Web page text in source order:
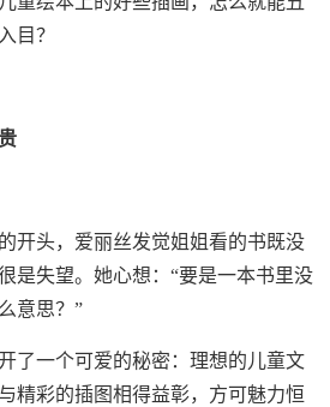
目？
开头，爱丽丝发觉姐姐看的书既没
是失望。她心想：“要是一本书里没
意思？”
了一个可爱的秘密：理想的儿童文
精彩的插图相得益彰，方可魅力恒